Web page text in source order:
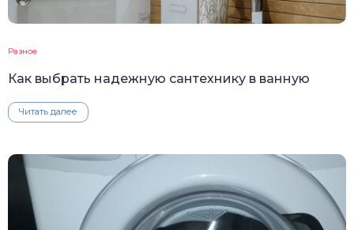
Разное
Как выбрать надежную сантехнику в ванную
Читать далее